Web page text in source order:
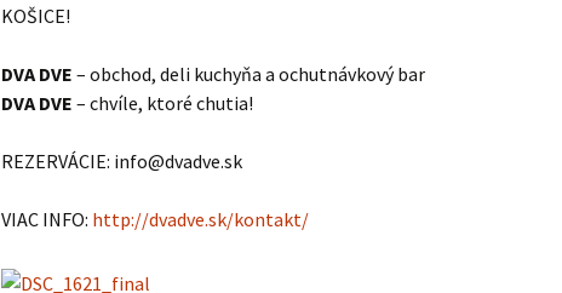
KOŠICE!
DVA DVE – obchod, deli kuchyňa a ochutnávkový bar
DVA DVE – chvíle, ktoré chutia!
REZERVÁCIE: info@dvadve.sk
VIAC INFO: http://dvadve.sk/kontakt/